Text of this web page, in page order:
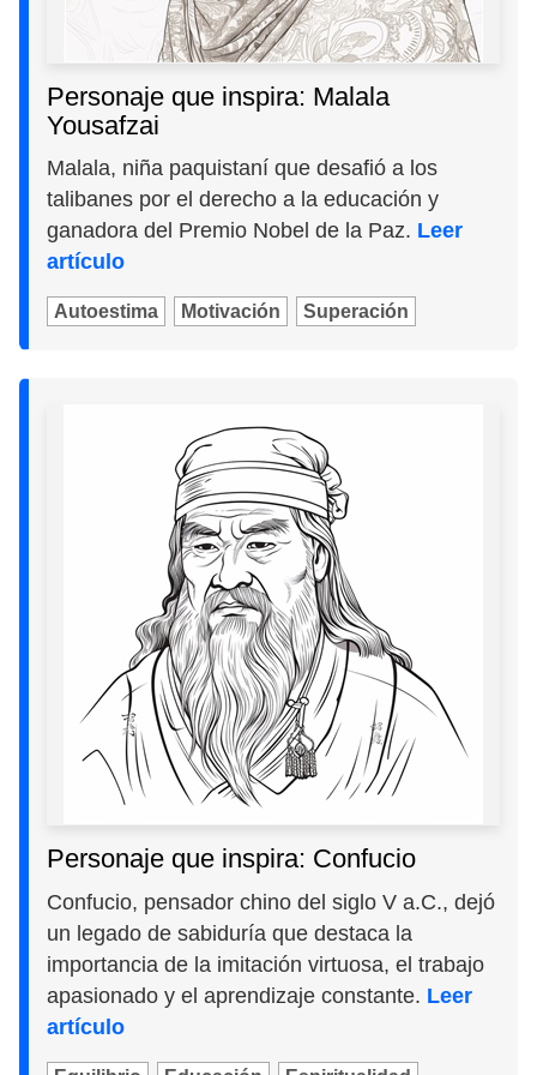
Personaje que inspira: Malala
Yousafzai
Malala, niña paquistaní que desafió a los
talibanes por el derecho a la educación y
ganadora del Premio Nobel de la Paz. Leer
artículo
Autoestima Motivación Superación
Personaje que inspira: Confucio
Confucio, pensador chino del siglo V a.C., dejó
un legado de sabiduría que destaca la
importancia de la imitación virtuosa, el trabajo
apasionado y el aprendizaje constante. Leer
artículo